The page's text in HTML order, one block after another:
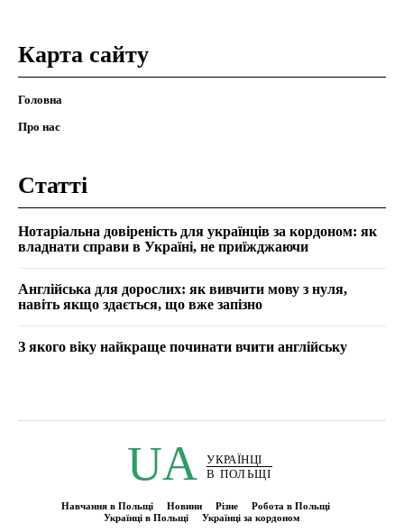
Карта сайту
Головна
Про нас
Статті
Нотаріальна довіреність для українців за кордоном: як
владнати справи в Україні, не приїжджаючи
Англійська для дорослих: як вивчити мову з нуля,
навіть якщо здається, що вже запізно
З якого віку найкраще починати вчити англійську
UA
УКРАЇНЦІ
В ПОЛЬЩІ
Навчання в Польщі Новини Різне
Робота в Польщі
Українці в Польщі
Українці за кордоном